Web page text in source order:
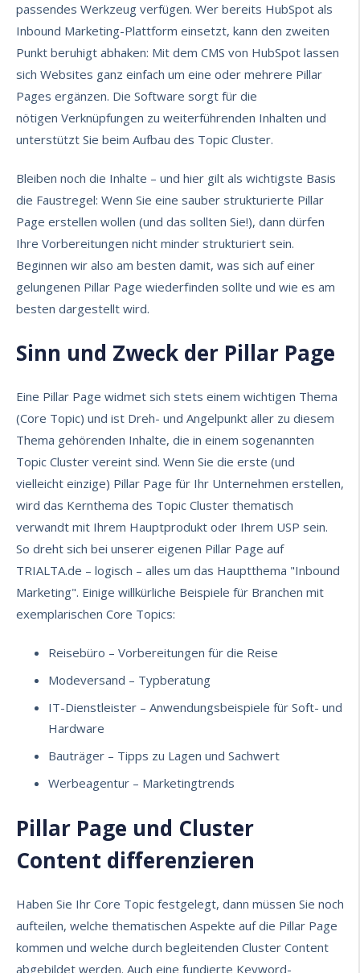
passendes Werkzeug verfügen. Wer bereits HubSpot als
Inbound Marketing-Plattform einsetzt, kann den zweiten
Punkt beruhigt abhaken: Mit dem CMS von HubSpot lassen
sich Websites ganz einfach um eine oder mehrere Pillar
Pages ergänzen. Die Software sorgt für die
nötigen Verknüpfungen zu weiterführenden Inhalten und
unterstützt Sie beim Aufbau des Topic Cluster.
Bleiben noch die Inhalte – und hier gilt als wichtigste Basis
die Faustregel: Wenn Sie eine sauber strukturierte Pillar
Page erstellen wollen (und das sollten Sie!), dann dürfen
Ihre Vorbereitungen nicht minder strukturiert sein.
Beginnen wir also am besten damit, was sich auf einer
gelungenen Pillar Page wiederfinden sollte und wie es am
besten dargestellt wird.
Sinn und Zweck der Pillar Page
Eine Pillar Page widmet sich stets einem wichtigen Thema
(Core Topic) und ist Dreh- und Angelpunkt aller zu diesem
Thema gehörenden Inhalte, die in einem sogenannten
Topic Cluster vereint sind. Wenn Sie die erste (und
vielleicht einzige) Pillar Page für Ihr Unternehmen erstellen,
wird das Kernthema des Topic Cluster thematisch
verwandt mit Ihrem Hauptprodukt oder Ihrem USP sein.
So dreht sich bei unserer eigenen Pillar Page auf
TRIALTA.de – logisch – alles um das Hauptthema "Inbound
Marketing". Einige willkürliche Beispiele für Branchen mit
exemplarischen Core Topics:
Reisebüro – Vorbereitungen für die Reise
Modeversand – Typberatung
IT-Dienstleister – Anwendungsbeispiele für Soft- und
Hardware
Bauträger – Tipps zu Lagen und Sachwert
Werbeagentur – Marketingtrends
Pillar Page und Cluster
Content differenzieren
Haben Sie Ihr Core Topic festgelegt, dann müssen Sie noch
aufteilen, welche thematischen Aspekte auf die Pillar Page
kommen und welche durch begleitenden Cluster Content
abgebildet werden. Auch eine fundierte Keyword-